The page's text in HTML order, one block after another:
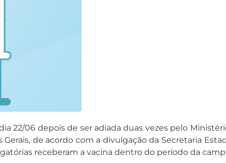
22/06 depois de ser adiada duas vezes pelo
de acordo com a divulgação da Secretaria
receberam a vacina dentro do período da